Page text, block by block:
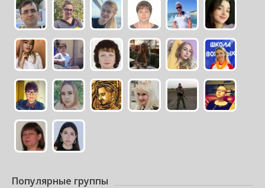
Популярные группы